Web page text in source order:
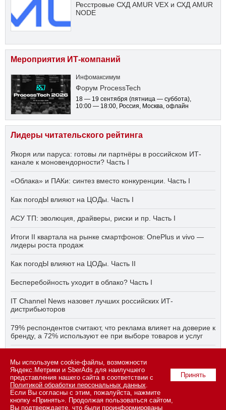
Ресстровые СХД AMUR VEX и СХД AMUR
NODE
Мероприятия ИТ-компаний
Инфомаксимум
Форум ProcessTech
18 — 19 сентября (пятница — суббота),
10:00 — 18:00, Россия, Москва, офлайн
Лидеры читательского рейтинга
Якоря или паруса: готовы ли партнёры в российском ИТ-
канале к моновендорности? Часть I
«Облака» и ПАКи: синтез вместо конкуренции. Часть I
Как погодЫ влияют на ЦОДы. Часть I
АСУ ТП: эволюция, драйверы, риски и пр. Часть I
Итоги II квартала на рынке смартфонов: OnePlus и vivo —
лидеры роста продаж
Как погодЫ влияют на ЦОДы. Часть II
Бесперебойность уходит в облако? Часть I
IT Channel News назовет лучших российских ИТ-
дистрибьюторов
79% респондентов считают, что реклама влияет на доверие к
бренду, а 72% используют ее при выборе товаров и услуг
ПО нужно всё сразу? Часть I
© 2026 ООО «СК ПРЕСС».Политика конфиденциальности
персональных данных,информация об авторских правах и порядке
Принять
Мы используем cookie-файлы, возможности
Яндекс.Метрики и SberAds для наилучшего
представления нашего сайта в соответствии с
Политикой обработки персональных данных.
Если Вы согласны с этим, пожалуйста, нажмите
кнопку «Принять». Продолжая пользоваться сайтом,
Вы подтверждаете, что были проинформированы